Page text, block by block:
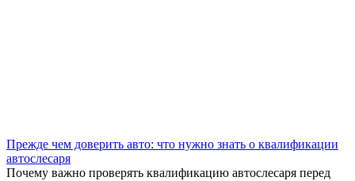
Прежде чем доверить авто: что нужно знать о квалификации
автослесаря
Почему важно проверять квалификацию автослесаря перед